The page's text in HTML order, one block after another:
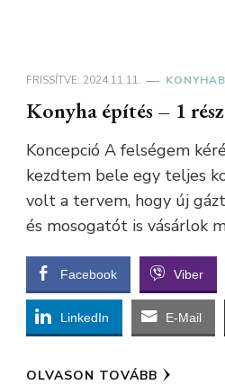
FRISSÍTVE: 2024.11.11.
Konyha építés – 1
Koncepció A felségem
kezdtem bele egy teljes
volt a tervem, hogy új
és mosogatót is vásárlok
Facebook Viber
LinkedIn E-Mail
OLVASON TOVÁBB